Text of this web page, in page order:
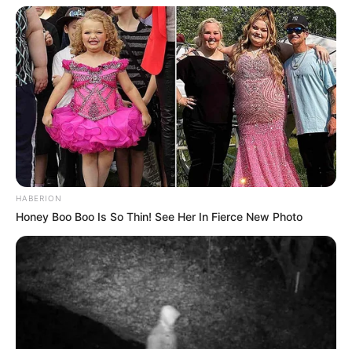
HABERION
Honey Boo Boo Is So Thin! See Her In Fierce New Photo